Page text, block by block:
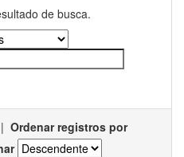
de busca.
| Ordenar registros por